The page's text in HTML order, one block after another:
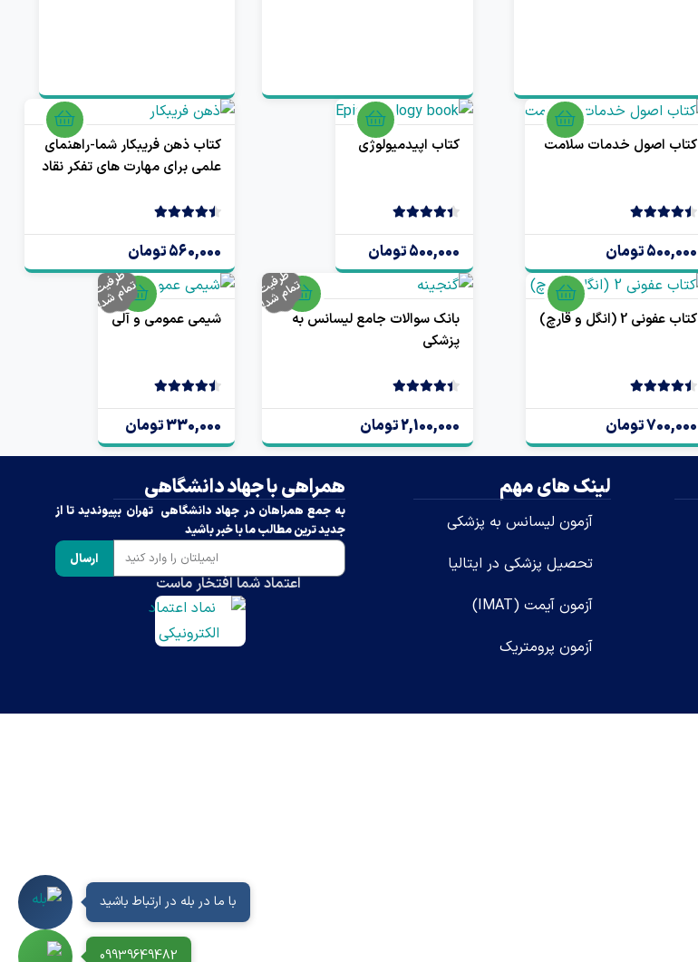
کتاب اصول خدمات سلامت
500,000 تومان
کتاب اپیدمیولوژی
500,000 تومان
کتاب ذهن فریبکار شما-راهنمای
علمی برای مهارت های تفکر نقاد
560,000 تومان
کتاب عفونی 2 (انگل و قارچ)
700,000 تومان
ظ
رف
ی
ت ت
م
ام
ش
د
!
بانک سوالات جامع لیسانس به
پزشکی
2,100,000 تومان
ظ
رف
ی
ت ت
م
ام
ش
د
!
شیمی عمومی و آلی
330,000 تومان
با ما در بله در ارتباط باشید
09939649482
لینک های مهم
آزمون لیسانس به پزشکی
تحصیل پزشکی در ایتالیا
آزمون آیمت (IMAT)
آزمون پرومتریک
همراهی با جهاد دانشگاهی
به جمع همراهان در جهاد دانشگاهی تهران بپیوندید تا از
جدید ترین مطالب ما با خبر باشید
ارسال
اعتماد شما افتخار ماست